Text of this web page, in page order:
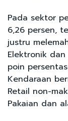
Pada sektor
6,26 persen,
justru
Elektronik
poin
Kendaraan
Retail non-
Pakaian dan